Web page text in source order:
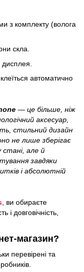
з комплекту (волога
скла.
автоматично
— це більше, ніж
аксесуар,
стильний дизайн
не лише зберігає
стані, але й
завдяки
і абсолютній
, ви обираєте
і довговічність,
магазин?
перевірені та